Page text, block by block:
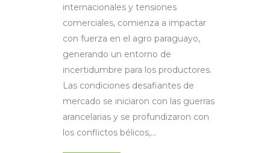
internacionales y tensiones
comerciales, comienza a impactar
con fuerza en el agro paraguayo,
generando un entorno de
incertidumbre para los productores.
Las condiciones desafiantes de
mercado se iniciaron con las guerras
arancelarias y se profundizaron con
los conflictos bélicos,...